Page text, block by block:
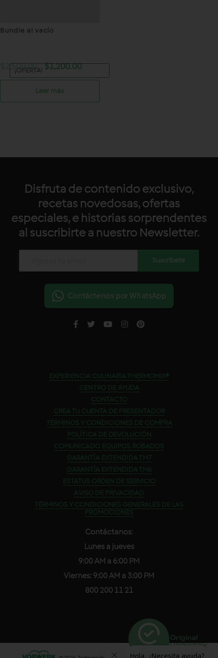
Bundle al vacío
¡OFERTA!
2,500.00Original
price
was:
$2,500.00.
$1,200.00Current
price
$1,200.00.
Leer más
Disfruta de contenido exclusivo,
recetas novedosas, ofertas
especiales, e historias sorprendentes
al suscribirte a nuestro Newsletter.
Contáctenos por WhatsApp
EXPERIENCIA CULINARIA THERMOMIX®
CENTRO DE AYUDA
CONTACTO
CREA TU CUENTA DE PRESENTADOR
TÉRMINOS Y CONDICIONES DE COMPRA
POLÍTICA DE DEVOLUCIÓN
COMUNICADO EQUIPOS ROBADOS
GARANTÍA EXTENDIDA TM7
GARANTÍA EXTENDIDA TM6
ESTATUS ORDEN DE SERVICIO
AVISO DE PRIVACIDAD
TÉRMINOS Y CONDICIONES GENERALES DE LAS
PROMOCIONES
Contáctanos:
Lunes a jueves
9:00 AM a 6:00 PM
Viernes: 9:00 AM a 3:00 PM
800 200 11 21